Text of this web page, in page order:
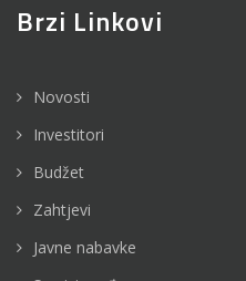
Brzi Linkovi
Novosti
Investitori
Budžet
Zahtjevi
Javne nabavke